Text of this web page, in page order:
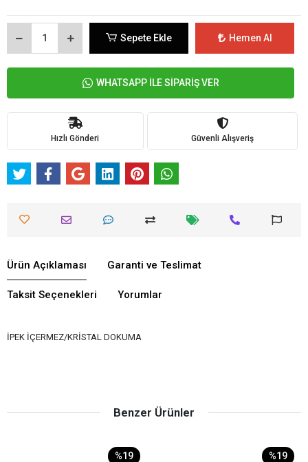
Sepete Ekle Hemen Al
WHATSAPP İLE SİPARİŞ VER
Hızlı Gönderi Güvenli Alışveriş
Ürün Açıklaması Garanti ve Teslimat
Taksit Seçenekleri Yorumlar
İPEK İÇERMEZ/KRİSTAL DOKUMA
Benzer Ürünler
%19 %19